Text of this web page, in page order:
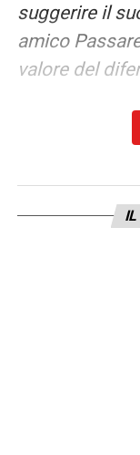
suggerire il
amico
valore del
MESSAGGI
Vlahovic, un
di Pezzella e
gruppo
IL